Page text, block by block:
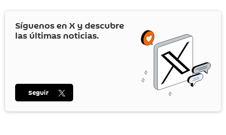
Síguenos en X y descubre
las últimas noticias.
Seguir